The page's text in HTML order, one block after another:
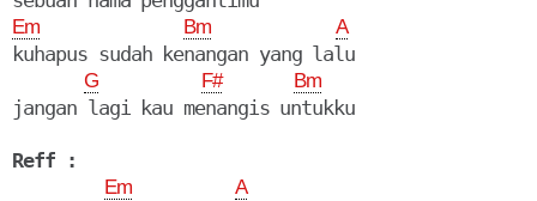
Em Bm A
kuhapus sudah kenangan yang lalu
G F# Bm
jangan lagi kau menangis untukku
Reff :
Em A